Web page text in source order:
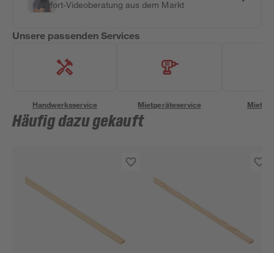
Sofort-Videoberatung aus dem Markt
Unsere passenden Services
Handwerksservice Mietgeräteservice
Häufig dazu gekauft